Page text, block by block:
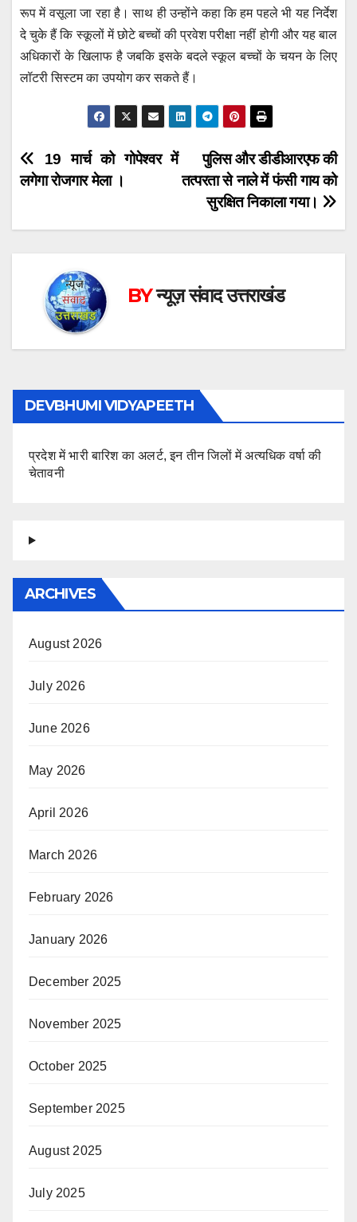
रूप में वसूला जा रहा है। साथ ही उन्होंने कहा कि हम पहले भी यह निर्देश
दे चुके हैं कि स्कूलों में छोटे बच्चों की प्रवेश परीक्षा नहीं होगी और यह बाल
अधिकारों के खिलाफ है जबकि इसके बदले स्कूल बच्चों के चयन के लिए
लॉटरी सिस्टम का उपयोग कर सकते हैं।
Post
navigation
पुलिस और डीडीआरएफ की
तत्परता से नाले में फंसी गाय को
सुरक्षित निकाला गया।
19 मार्च को गोपेश्वर में
लगेगा रोजगार मेला ।
BYन्यूज़ संवाद उत्तराखंड
DEVBHUMI VIDYAPEETH
प्रदेश में भारी बारिश का अलर्ट, इन तीन जिलों में अत्यधिक वर्षा की
चेतावनी
ARCHIVES
August 2026
July 2026
June 2026
May 2026
April 2026
March 2026
February 2026
January 2026
December 2025
November 2025
October 2025
September 2025
August 2025
July 2025